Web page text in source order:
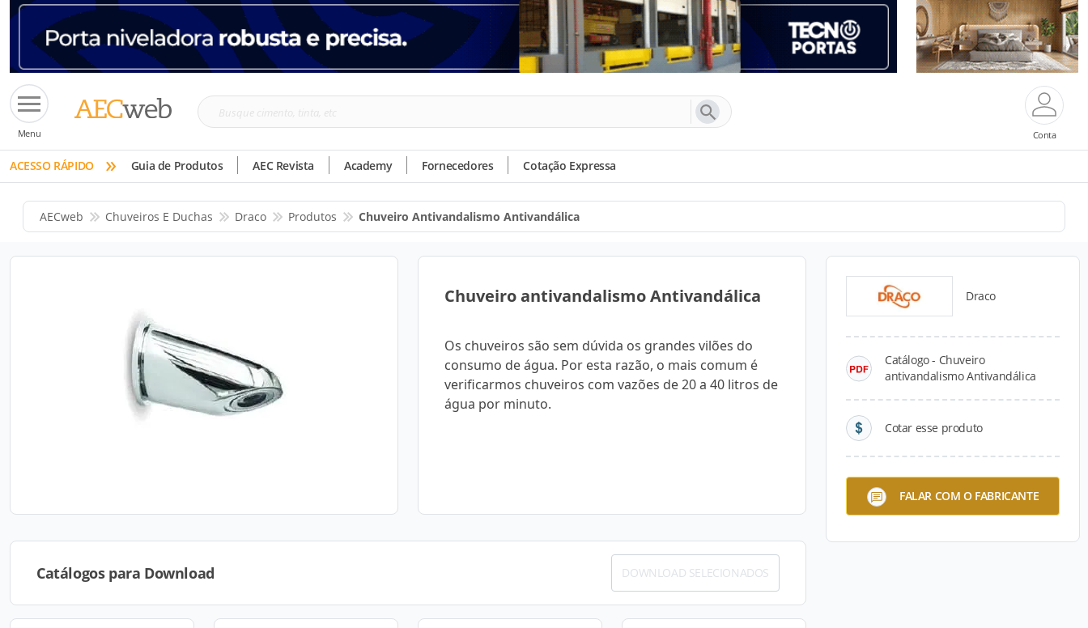
Menu
Busque
tinta,
etc
Conta
ACESSO RÁPIDO » Guia de Produtos AEC Revista Academy Fornecedores Cotação Expressa
AECweb Chuveiros E Duchas Draco Produtos Chuveiro Antivandalismo Antivandálica
Chuveiro antivandalismo Antivandálica
Os chuveiros são sem dúvida os grandes vilões do
consumo de água. Por esta razão, o mais comum é
verificarmos chuveiros com vazões de 20 a 40 litros de
água por minuto.
Draco
Catálogo - Chuveiro
antivandalismo Antivandálica
Cotar esse produto
FALAR COM O FABRICANTE
Catálogos para Download DOWNLOAD SELECIONADOS